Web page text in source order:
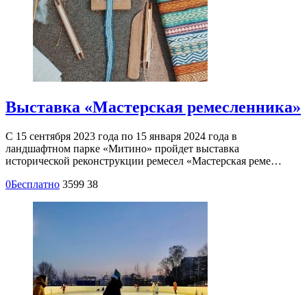
Выставка «Мастерская ремесленника»
С 15 сентября 2023 года по 15 января 2024 года в
ландшафтном парке «Митино» пройдет выставка
исторической реконструкции ремесел «Мастерская реме…
0Бесплатно 3599 38